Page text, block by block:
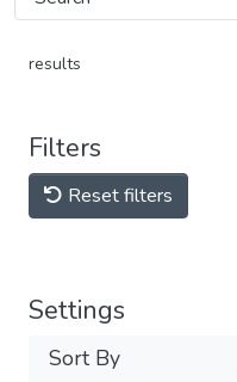
results
Filters
Reset filters
Settings
Sort By